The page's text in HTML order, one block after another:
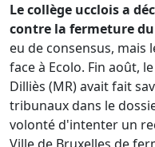
Le collège ucclois a
contre la fermeture du
eu de consensus, mais
face à Ecolo. Fin août,
Dilliès (MR) avait fait
tribunaux dans le
volonté d'intenter un